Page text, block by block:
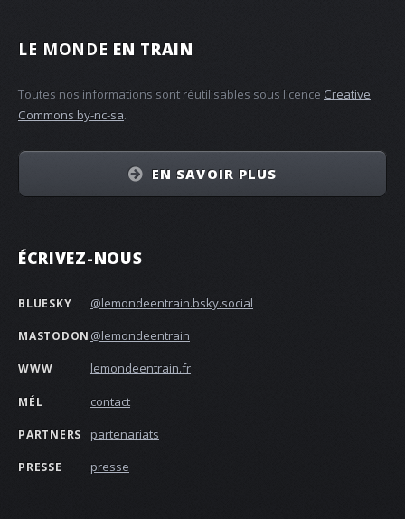
LE MONDE EN TRAIN
Toutes nos informations sont réutilisables sous licence Creative
Commons by-nc-sa.
EN SAVOIR PLUS
ÉCRIVEZ-NOUS
BLUESKY @lemondeentrain.bsky.social‬
MASTODON @lemondeentrain
WWW lemondeentrain.fr
MÉL contact
PARTNERS partenariats
PRESSE presse